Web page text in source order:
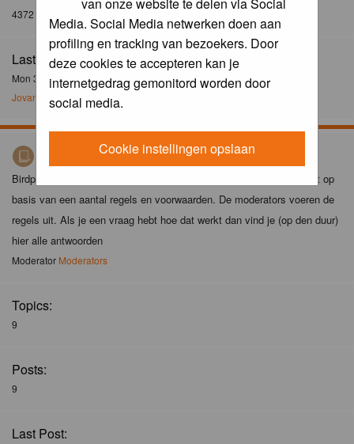
Media. Social Media netwerken doen aan
profiling en tracking van bezoekers. Door
deze cookies te accepteren kan je
internetgedrag gemonitord worden door
social media.
Cookie instellingen opslaan
4372
Last Post:
Mon 30 Dec 2024, 21:02
Jovanzo
Birdpix spelregels
Birdpix is niet zomaar een foto-site. Het plaatsen van foto's gebeurt op
basis van een aantal regels en voorwaarden. De moderators voeren de
regels uit. Als je een vraag hebt hoe dat werkt dan vind je (op den duur)
hier alle antwoorden
Moderator Moderators
Topics:
9
Posts:
9
Last Post: